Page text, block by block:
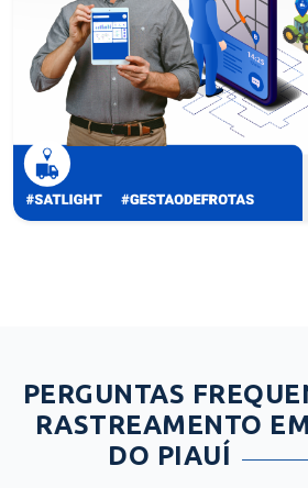
PERGUNTAS
RASTREAMENTO
DO PIAUÍ